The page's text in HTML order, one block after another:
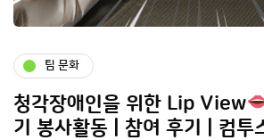
팀 문화
청각장애인을 위한 Lip View
기 봉사활동 | 참여 후기 | 컴투